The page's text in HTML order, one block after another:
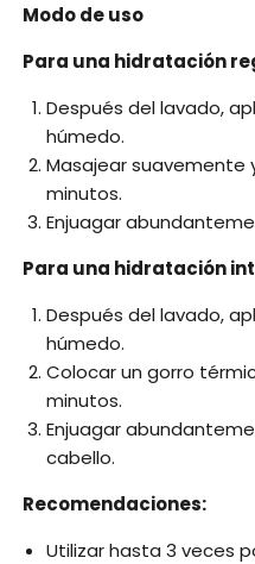
Modo de uso
Para una hidratación
Después del lavado,
húmedo.
Masajear suavemente
minutos.
Enjuagar
Para una hidratación
Después del lavado,
húmedo.
Colocar un gorro
minutos.
Enjuagar
cabello.
Recomendaciones:
Utilizar hasta 3 veces